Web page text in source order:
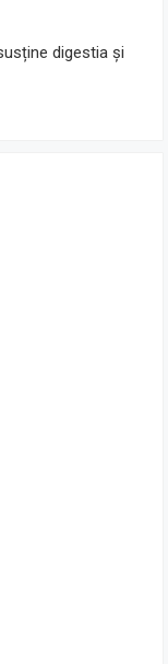
digestia și